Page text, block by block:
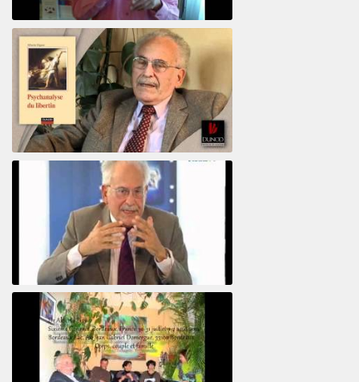
Votre maison vous révèle
Psychanalyse du libertin
Le pervers narcissique et son complice